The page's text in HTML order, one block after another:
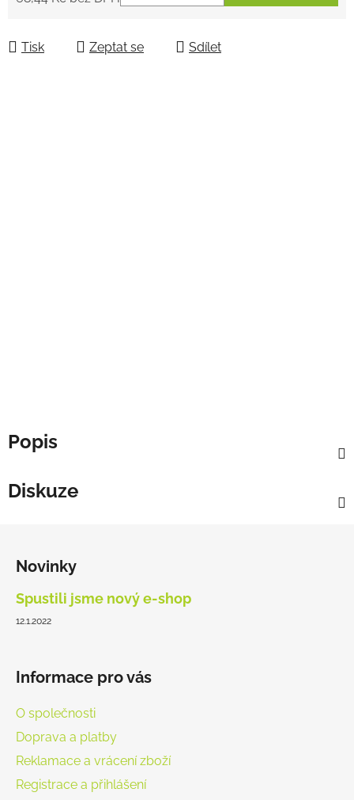
Tisk Zeptat se Sdílet
Popis
Diskuze
Novinky
Spustili jsme nový e-shop
12.1.2022
Informace pro vás
O společnosti
Doprava a platby
Reklamace a vrácení zboží
Registrace a přihlášení